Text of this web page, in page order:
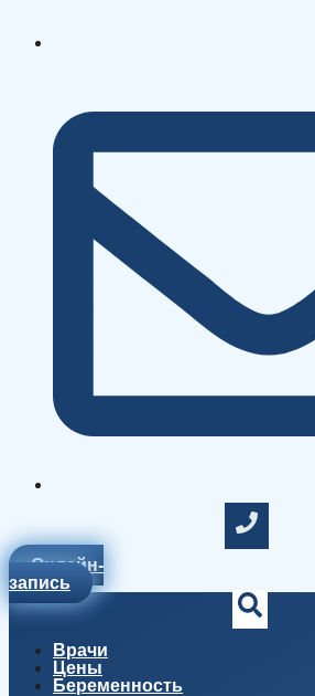
Онлайн-
запись
Врачи
Цены
Беременность